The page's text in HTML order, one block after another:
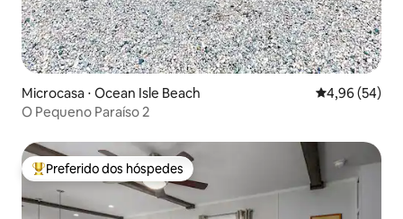
Microcasa ⋅ Ocean Isle Beach 4,96 de uma
4,96 (54)
O Pequeno Paraíso 2
Entre os melhores preferidos dos hóspedes
Preferido dos hóspedes